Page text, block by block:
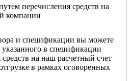
перечисления средств на
компании
и спецификации вы можете
указанного в спецификации
на наш расчетный счет
в рамках оговоренных